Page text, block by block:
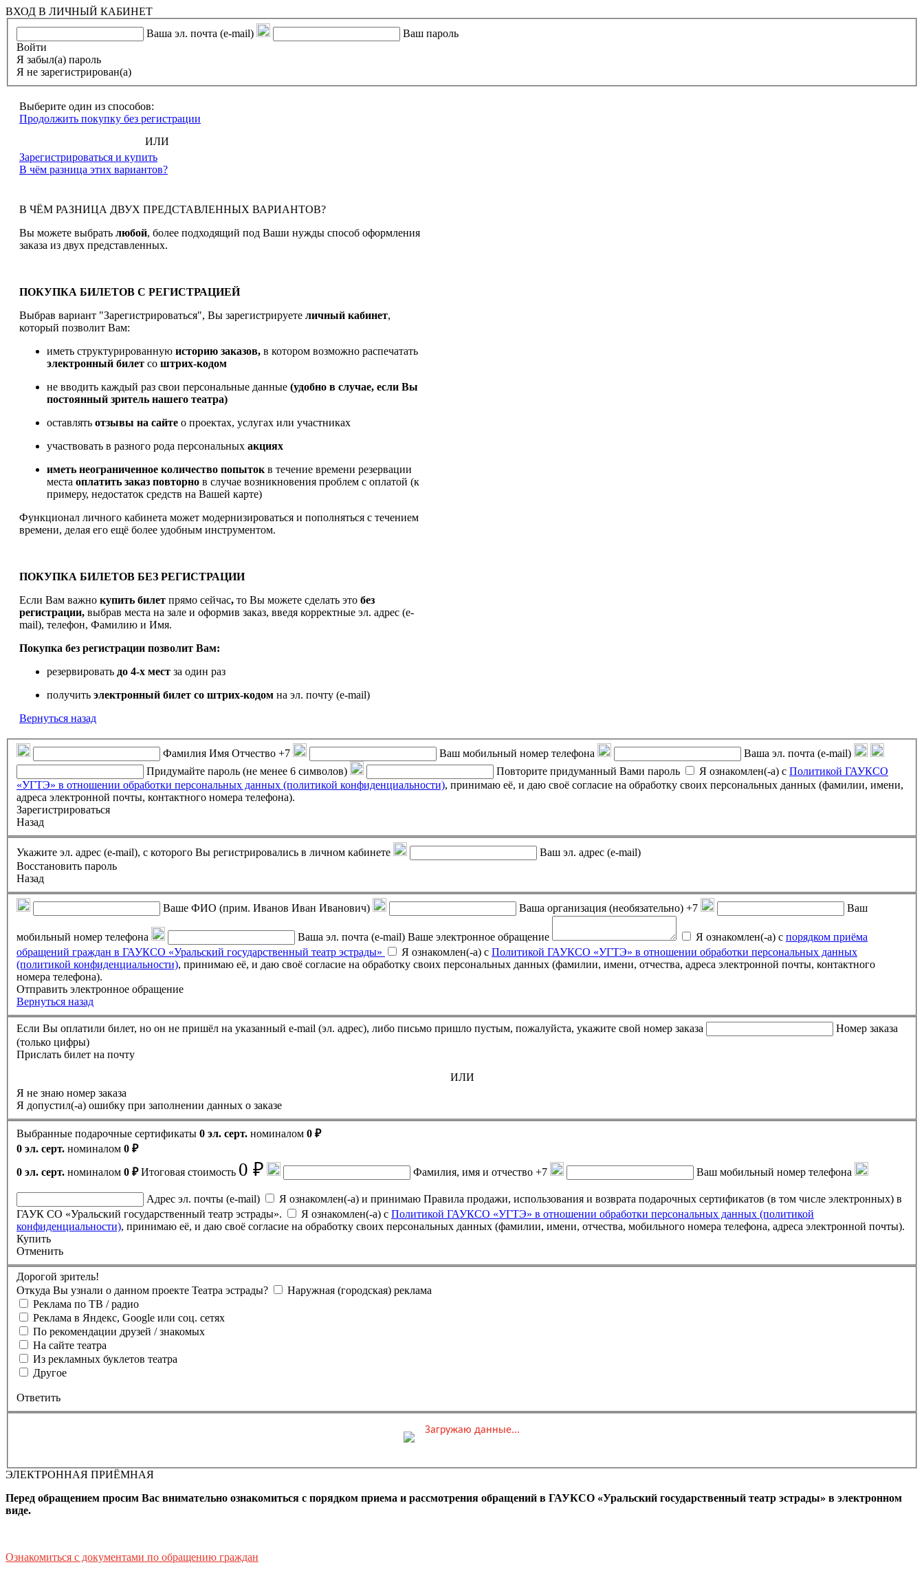
ВХОД В ЛИЧНЫЙ КАБИНЕТ
Ваша эл. почта (e-mail)
Ваш пароль
Войти
Я забыл(а) пароль
Я не зарегистрирован(а)
Выберите один из способов:
Продолжить покупку без регистрации
ИЛИ
Зарегистрироваться и купить
В чём разница этих вариантов?
В ЧЁМ РАЗНИЦА ДВУХ ПРЕДСТАВЛЕННЫХ ВАРИАНТОВ?
Вы можете выбрать любой, более подходящий под Ваши нужды способ оформления
заказа из двух представленных.
ПОКУПКА БИЛЕТОВ С РЕГИСТРАЦИЕЙ
Выбрав вариант "Зарегистрироваться", Вы зарегистрируете личный кабинет,
который позволит Вам:
иметь структурированную историю заказов, в котором возможно распечатать
электронный билет со штрих-кодом
не вводить каждый раз свои персональные данные (удобно в случае, если Вы
постоянный зритель нашего театра)
оставлять отзывы на сайте о проектах, услугах или участниках
участвовать в разного рода персональных акциях
иметь неограниченное количество попыток в течение времени резервации
места оплатить заказ повторно в случае возникновения проблем с оплатой (к
примеру, недостаток средств на Вашей карте)
Функционал личного кабинета может модернизироваться и пополняться с течением
времени, делая его ещё более удобным инструментом.
ПОКУПКА БИЛЕТОВ БЕЗ РЕГИСТРАЦИИ
Если Вам важно купить билет прямо сейчас, то Вы можете сделать это без
регистрации, выбрав места на зале и оформив заказ, введя корректные эл. адрес (e-
mail), телефон, Фамилию и Имя.
Покупка без регистрации позволит Вам:
резервировать до 4-х мест за один раз
получить электронный билет со штрих-кодом на эл. почту (e-mail)
Вернуться назад
Фамилия Имя Отчество +7 Ваш мобильный номер телефона
Ваша эл. почта (e-mail)
Придумайте пароль (не менее 6 символов)
Повторите придуманный Вами пароль Я ознакомлен(-а) с Политикой ГАУКСО
«УГТЭ» в отношении обработки персональных данных (политикой конфиденциальности), принимаю её, и даю своё согласие на обработку своих персональных данных (фамилии, имени,
адреса электронной почты, контактного номера телефона).
Зарегистрироваться
Назад
Укажите эл. адрес (e-mail), с которого Вы регистрировались в личном кабинете
Ваш эл. адрес (e-mail)
Восстановить пароль
Назад
Ваше ФИО (прим. Иванов Иван Иванович) Ваша организация (необязательно) +7 Ваш
мобильный номер телефона Ваша эл. почта (e-mail) Ваше электронное обращение Я ознакомлен(-а) с порядком приёма
обращений граждан в ГАУКСО «Уральский государственный театр эстрады»
Я ознакомлен(-а) с Политикой ГАУКСО «УГТЭ» в отношении обработки персональных данных
(политикой конфиденциальности), принимаю её, и даю своё согласие на обработку своих персональных данных (фамилии, имени, отчества, адреса электронной почты, контактного
номера телефона).
Отправить электронное обращение
Вернуться назад
Если Вы оплатили билет, но он не пришёл на указанный e-mail (эл. адрес), либо письмо пришло пустым, пожалуйста, укажите свой номер заказа
Номер заказа
(только цифры)
Прислать билет на почту
ИЛИ
Я не знаю номер заказа
Я допустил(-а) ошибку при заполнении данных о заказе
Выбранные подарочные сертификаты 0 эл. серт. номиналом 0 ₽
0 эл. серт. номиналом 0 ₽
0 эл. серт. номиналом 0 ₽ Итоговая стоимость 0 ₽ Фамилия, имя и отчество +7 Ваш мобильный номер телефона
Адрес эл. почты (e-mail)
Я ознакомлен(-а) и принимаю Правила продажи, использования и возврата подарочных сертификатов (в том числе электронных) в
ГАУК СО «Уральский государственный театр эстрады».
Я ознакомлен(-а) с Политикой ГАУКСО «УГТЭ» в отношении обработки персональных данных (политикой
конфиденциальности) , принимаю её, и даю своё согласие на обработку своих персональных данных (фамилии, имени, отчества, мобильного номера телефона, адреса электронной почты).
Купить
Отменить
Дорогой зритель!
Откуда Вы узнали о данном проекте Театра эстрады?
Наружная (городская) реклама
Реклама по ТВ / радио
Реклама в Яндекс, Google или соц. сетях
По рекомендации друзей / знакомых
На сайте театра
Из рекламных буклетов театра
Другое
Ответить
Загружаю данные...
Вы бронируете места наМероприятие состоится 0 ₽
Промокод
Применить
ЭЛЕКТРОННАЯ ПРИЁМНАЯ
Перед обращением просим Вас внимательно ознакомиться с порядком приема и рассмотрения обращений в ГАУКСО «Уральский государственный театр эстрады» в электронном
виде.
Ознакомиться с документами по обращению граждан